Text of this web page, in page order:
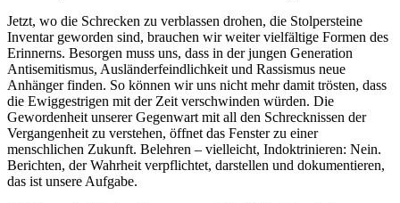
Jetzt, wo die Schrecken zu verblassen drohen, die Stolpersteine
Inventar geworden sind, brauchen wir weiter vielfältige Formen des
Erinnerns. Besorgen muss uns, dass in der jungen Generation
Antisemitismus, Ausländerfeindlichkeit und Rassismus neue
Anhänger finden. So können wir uns nicht mehr damit trösten, dass
die Ewiggestrigen mit der Zeit verschwinden würden. Die
Gewordenheit unserer Gegenwart mit all den Schrecknissen der
Vergangenheit zu verstehen, öffnet das Fenster zu einer
menschlichen Zukunft. Belehren – vielleicht, Indoktrinieren: Nein.
Berichten, der Wahrheit verpflichtet, darstellen und dokumentieren,
das ist unsere Aufgabe.